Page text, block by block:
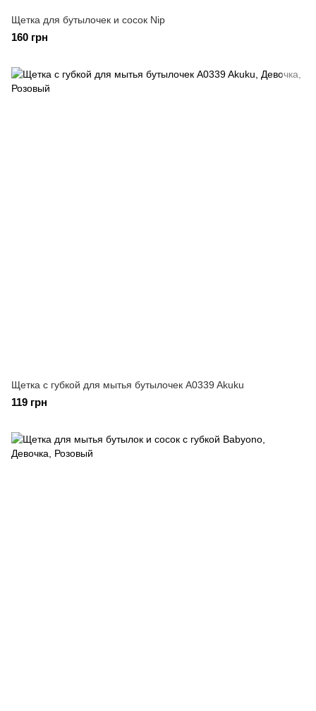
Щетка для бутылочек и сосок Nip
160 грн
Щетка с губкой для мытья бутылочек A0339 Akuku
119 грн